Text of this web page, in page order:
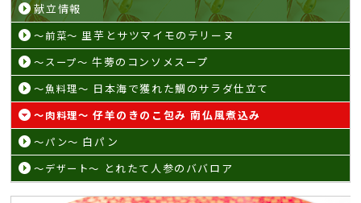
献立情報
～前菜～里芋とサツマイモのテリーヌ
～スープ～牛蒡のコンソメスープ
～魚料理～ 日本海で獲れた鯛のサラダ仕立て
～肉料理～仔羊のきのこ包み 南仏風煮込み
～パン～ 白パン
～デザート～ とれたて人参のババロア